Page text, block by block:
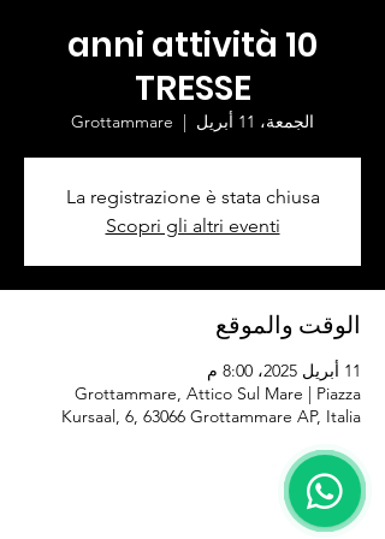
10 anni attività
TRESSE
الجمعة، 11 أبريل
  |
Grottammare
La registrazione è stata chiusa
Scopri gli altri eventi
الوقت والموقع
11 أبريل 2025، 8:00 م
Grottammare, Attico Sul Mare | Piazza
Kursaal, 6, 63066 Grottammare AP, Italia